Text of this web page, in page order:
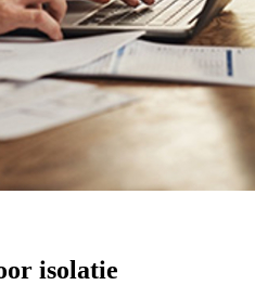
isolatie